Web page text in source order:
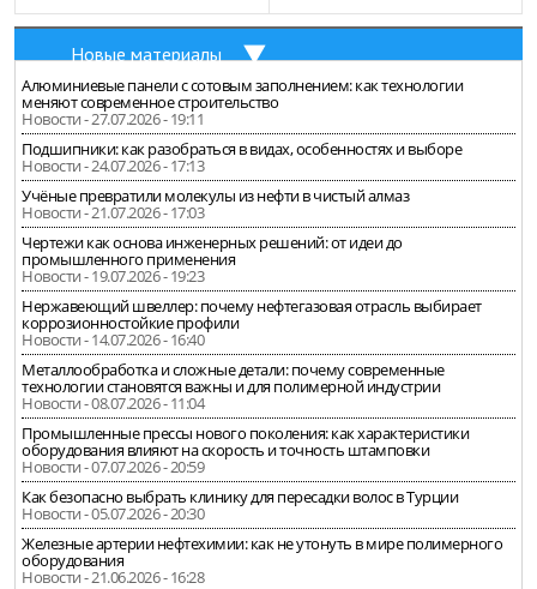
Новые материалы
Алюминиевые панели с сотовым заполнением: как технологии
меняют современное строительство
Новости - 27.07.2026 - 19:11
Подшипники: как разобраться в видах, особенностях и выборе
Новости - 24.07.2026 - 17:13
Учёные превратили молекулы из нефти в чистый алмаз
Новости - 21.07.2026 - 17:03
Чертежи как основа инженерных решений: от идеи до
промышленного применения
Новости - 19.07.2026 - 19:23
Нержавеющий швеллер: почему нефтегазовая отрасль выбирает
коррозионностойкие профили
Новости - 14.07.2026 - 16:40
Металлообработка и сложные детали: почему современные
технологии становятся важны и для полимерной индустрии
Новости - 08.07.2026 - 11:04
Промышленные прессы нового поколения: как характеристики
оборудования влияют на скорость и точность штамповки
Новости - 07.07.2026 - 20:59
Как безопасно выбрать клинику для пересадки волос в Турции
Новости - 05.07.2026 - 20:30
Железные артерии нефтехимии: как не утонуть в мире полимерного
оборудования
Новости - 21.06.2026 - 16:28